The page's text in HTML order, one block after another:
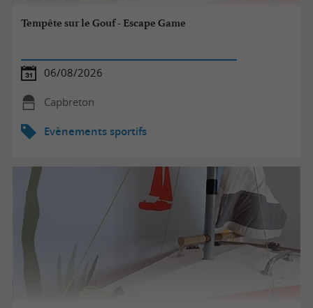
Tempête sur le Gouf - Escape Game
06/08/2026
Capbreton
Evènements sportifs